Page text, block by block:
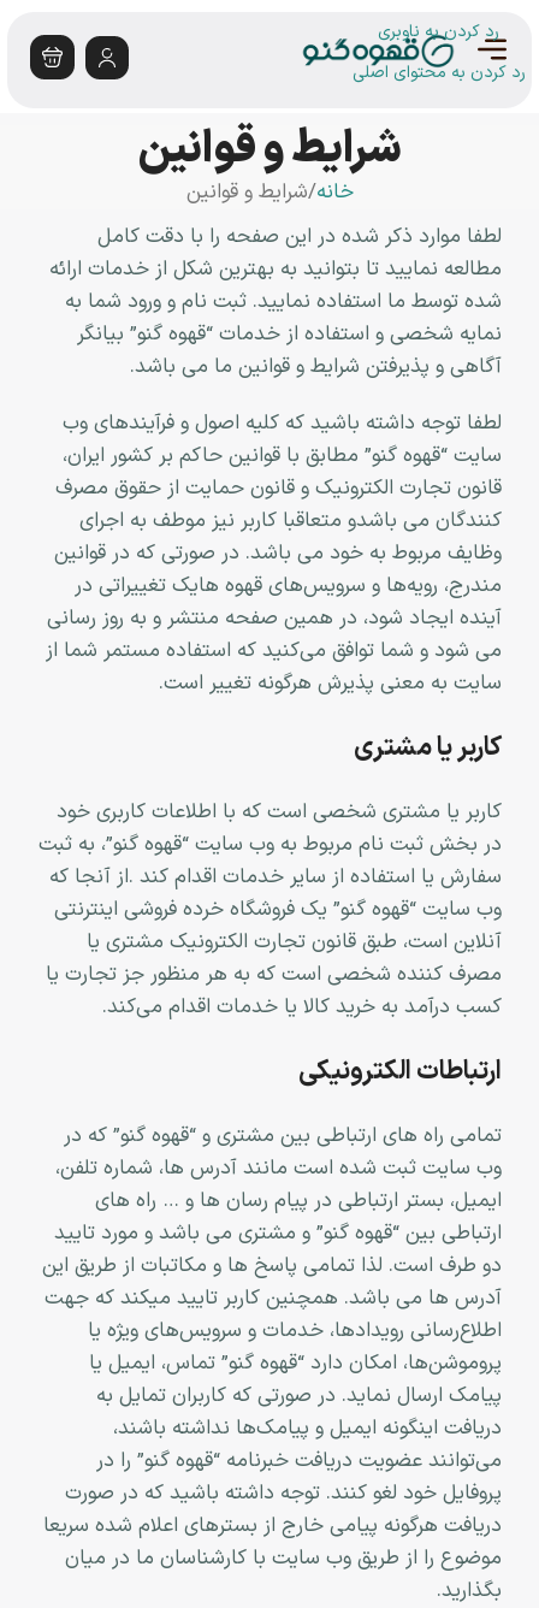
رد کردن به ناوبری
رد کردن به محتوای اصلی
شرایط و قوانین
خانه شرایط و قوانین
لطفا موارد ذکر شده در این صفحه را با دقت کامل
مطالعه نمایید تا بتوانید به بهترین شکل از خدمات ارائه
شده توسط ما استفاده نمایید. ثبت نام و ورود شما به
نمایه شخصی و استفاده از خدمات “قهوه گنو” بیانگر
آگاهی و پذیرفتن شرایط و قوانین ما می باشد.
لطفا توجه داشته باشید که کلیه اصول و فرآیندهای وب
سایت “قهوه گنو” مطابق با قوانین حاکم بر کشور ایران،
قانون تجارت الکترونیک و قانون حمایت از حقوق مصرف
کنندگان می باشدو متعاقبا کاربر نیز موطف به اجرای
وظایف مربوط به خود می باشد. در صورتی که در قوانین
مندرج، رویه‏‌ها و سرویس‏‌های قهوه هایک تغییراتی در
آینده ایجاد شود، در همین صفحه منتشر و به روز رسانی
می شود و شما توافق می‏‌کنید که استفاده مستمر شما از
سایت به معنی پذیرش هرگونه تغییر است.
کاربر یا مشتری
کاربر یا مشتری شخصی است که با اطلاعات کاربری خود
در بخش ثبت نام مربوط به وب سایت “قهوه گنو”، به ثبت
سفارش یا استفاده از سایر خدمات اقدام کند .از آنجا که
وب سایت “قهوه گنو” یک فروشگاه خرده فروشی اینترنتی
آنلاین است، طبق قانون تجارت الکترونیک مشتری یا
مصرف کننده شخصی است که به هر منظور جز تجارت یا
کسب درآمد به خرید کالا یا خدمات اقدام می‌کند.
ارتباطات الکترونیکی
تمامی راه های ارتباطی بین مشتری و “قهوه گنو” که در
وب سایت ثبت شده است مانند آدرس ها، شماره تلفن،
ایمیل، بستر ارتباطی در پیام رسان ها و … راه های
ارتباطی بین “قهوه گنو” و مشتری می باشد و مورد تایید
دو طرف است. لذا تمامی پاسخ ها و مکاتبات از طریق این
آدرس ها می باشد. همچنین کاربر تایید میکند که جهت
اطلاع‌رسانی رویدادها، خدمات و سرویس‌های ویژه یا
پروموشن‌ها، امکان دارد “قهوه گنو” تماس، ایمیل یا
پیامک ارسال نماید. در صورتی که کاربران تمایل به
دریافت اینگونه ایمیل و پیامک‌ها نداشته باشند،
می‌توانند عضویت دریافت خبرنامه “قهوه گنو” را در
پروفایل خود لغو کنند. توجه داشته باشید که در صورت
دریافت هرگونه پیامی خارج از بسترهای اعلام شده سریعا
موضوع را از طریق وب سایت با کارشناسان ما در میان
بگذارید.